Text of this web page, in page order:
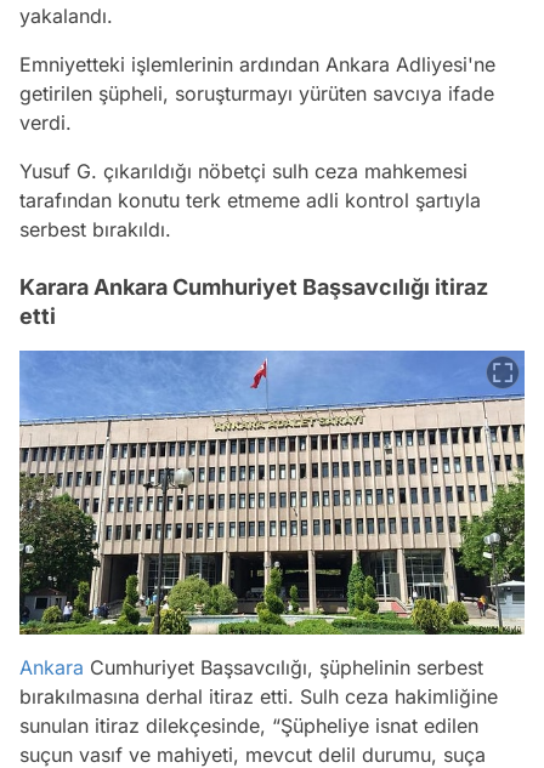
yakalandı.
Emniyetteki işlemlerinin ardından Ankara Adliyesi'ne
getirilen şüpheli, soruşturmayı yürüten savcıya ifade
verdi.
Yusuf G. çıkarıldığı nöbetçi sulh ceza mahkemesi
tarafından konutu terk etmeme adli kontrol şartıyla
serbest bırakıldı.
Karara Ankara Cumhuriyet Başsavcılığı itiraz
etti
Ankara Cumhuriyet Başsavcılığı, şüphelinin serbest
bırakılmasına derhal itiraz etti. Sulh ceza hakimliğine
sunulan itiraz dilekçesinde, “Şüpheliye isnat edilen
suçun vasıf ve mahiyeti, mevcut delil durumu, suça